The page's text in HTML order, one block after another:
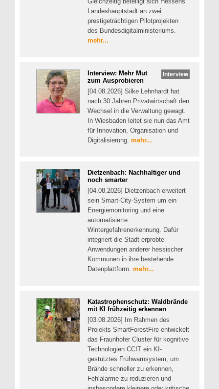
Landeshauptstadt an zwei
prestigeträchtigen Pilotprojekten
des Bundesdigitalministeriums.
mehr...
Interview
Interview: Mehr Mut
zum Ausprobieren
[04.08.2026] Silke Lehnhardt hat
nach 30 Jahren Privatwirtschaft den
Wechsel in die Verwaltung gewagt.
In Wiesbaden leitet sie nun das Amt
für Innovation, Organisation und
Digitalisierung. mehr...
Dietzenbach: Nachhaltiger und
noch smarter
[04.08.2026] Dietzenbach erweitert
sein Smart-City-System um ein
Energiemonitoring und eine
automatisierte
Wintergefahrenerkennung. Dafür
integriert die Stadt erprobte
Anwendungen anderer hessischer
Kommunen in ihre bestehende
Datenplattform. mehr...
Katastrophenschutz: Waldbrände
mit KI frühzeitig erkennen
[03.08.2026] Im Rahmen des
Projekts SmartForestFire entwickelt
das Fraunhofer Cluster für kognitive
Technologien CCIT ein KI-
gestütztes Frühwarnsystem, um
Brände schneller zu erkennen,
Fehlalarme zu reduzieren und